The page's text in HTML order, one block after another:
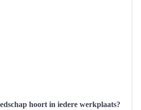
hoort in iedere werkplaats?